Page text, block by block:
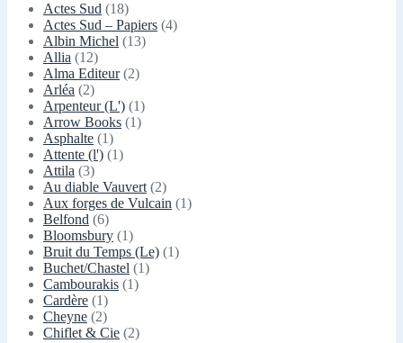
Actes Sud (18)
Actes Sud – Papiers (4)
Albin Michel (13)
Allia (12)
Alma Editeur(2)
Arléa (2)
Arpenteur (L') (1)
Arrow Books (1)
Asphalte (1)
Attente (l') (1)
Attila (3)
Au diable Vauvert (2)
Aux forges de Vulcain (1)
Belfond (6)
Bloomsbury (1)
Bruit du Temps (Le) (1)
Buchet/Chastel (1)
Cambourakis (1)
Cardère (1)
Cheyne (2)
Chiflet & Cie (2)